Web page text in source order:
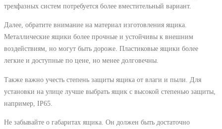
трехфазных систем потребуется более вместительный вариант.
Далее, обратите внимание на материал изготовления ящика.
Металлические ящики более прочные и устойчивы к внешним
воздействиям, но могут быть дороже. Пластиковые ящики более
легкие и доступные по цене, но менее долговечны.
Также важно учесть степень защиты ящика от влаги и пыли. Для
установки на улице лучше выбрать ящик с высокой степенью защиты,
например, IP65.
Не забывайте о габаритах ящика. Он должен быть достаточно